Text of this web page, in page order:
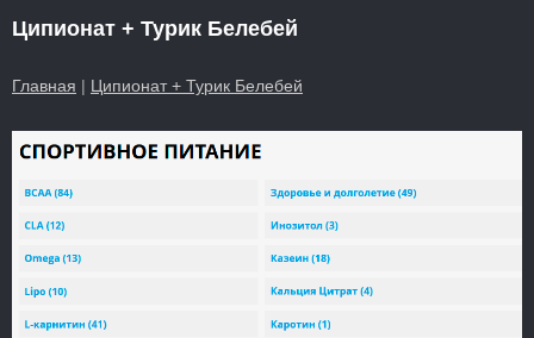
Ципионат + Турик Белебей
Главная | Ципионат + Турик Белебей